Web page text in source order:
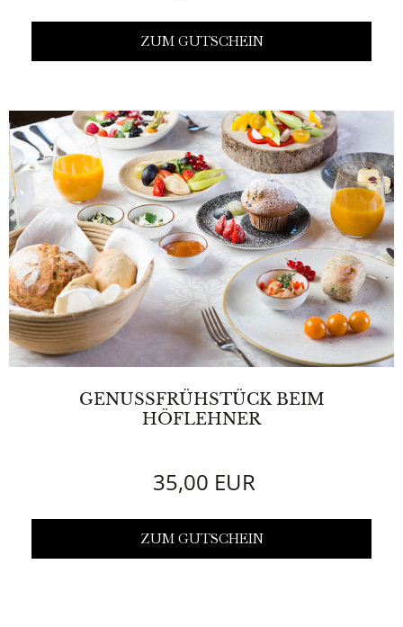
ZUM GUTSCHEIN
GENUSSFRÜHSTÜCK BEIM
HÖFLEHNER
35,00 EUR
ZUM GUTSCHEIN